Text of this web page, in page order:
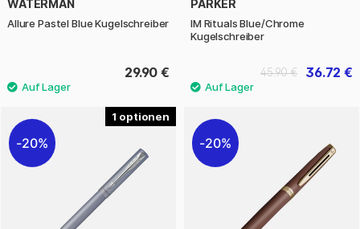
WATERMAN
Allure Pastel Blue Kugelschreiber
29.90 €
PARKER
IM Rituals Blue/Chrome
Kugelschreiber
36.72 €
45.90 €
1
20% 20%